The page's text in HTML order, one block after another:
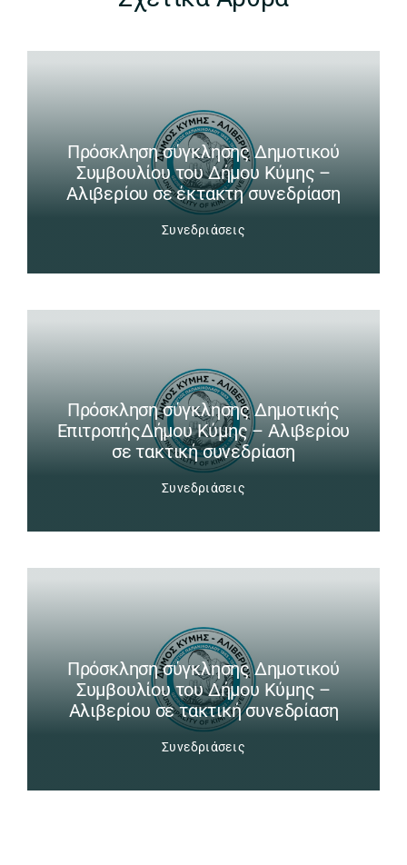
Πρόσκληση σύγκλησης Δημοτικού
Συμβουλίου του Δήμου Κύμης –
Αλιβερίου σε έκτακτη συνεδρίαση
Συνεδριάσεις
Πρόσκληση σύγκλησης Δημοτικής
ΕπιτροπήςΔήμου Κύμης – Αλιβερίου
σε τακτική συνεδρίαση
Συνεδριάσεις
Πρόσκληση σύγκλησης Δημοτικού
Συμβουλίου του Δήμου Κύμης –
Αλιβερίου σε τακτική συνεδρίαση
Συνεδριάσεις